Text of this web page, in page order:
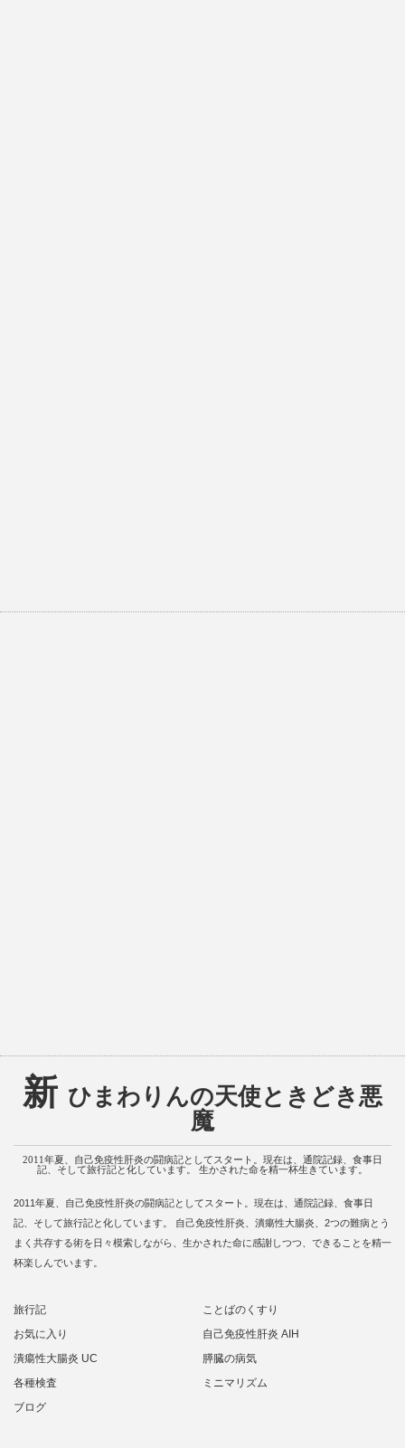
新 ひまわりんの天使ときどき悪
魔
2011年夏、自己免疫性肝炎の闘病記としてスタート。現在は、通院記録、食事日
記、そして旅行記と化しています。 生かされた命を精一杯生きています。
2011年夏、自己免疫性肝炎の闘病記としてスタート。現在は、通院記録、食事日
記、そして旅行記と化しています。 自己免疫性肝炎、潰瘍性大腸炎、2つの難病とう
まく共存する術を日々模索しながら、生かされた命に感謝しつつ、できることを精一
杯楽しんでいます。
旅行記
ことばのくすり
お気に入り
自己免疫性肝炎 AIH
潰瘍性大腸炎 UC
膵臓の病気
各種検査
ミニマリズム
ブログ